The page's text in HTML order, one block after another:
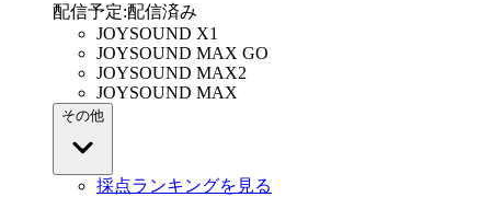
配信予定:配信済み
JOYSOUND X1
JOYSOUND MAX GO
JOYSOUND MAX2
JOYSOUND MAX
その他
採点ランキングを見る